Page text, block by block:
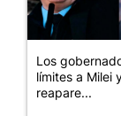
Los
límites a Milei
reapare...